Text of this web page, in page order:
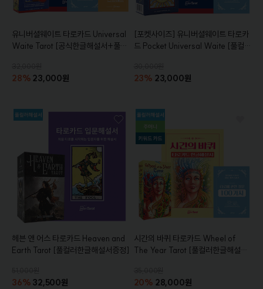
유니버셜웨이트 타로카드 Universal
Waite Tarot [공식한글해설서+풀컬
28% 23,000원
[포켓사이즈] 유니버셜웨이트 타로카
드Pocket Universal Waite [풀컬러
23% 23,000원
헤븐 앤 어스 타로카드 Heaven and
Earth Tarot [풀컬러한글해설서증정]
36% 32,500원
시간의 바퀴 타로카드Wheel of
The Year Tarot [풀컬러한글해설서
20% 28,000원